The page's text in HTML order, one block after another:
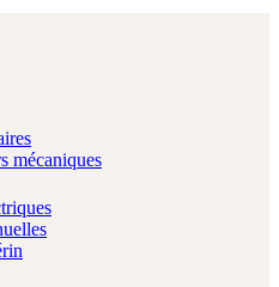
mécaniques